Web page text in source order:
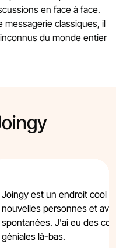
en face à face.
messagerie classiques, il
du monde entier
Joingy est un endroit cool
nouvelles personnes et
spontanées. J'ai eu des
géniales là-bas.